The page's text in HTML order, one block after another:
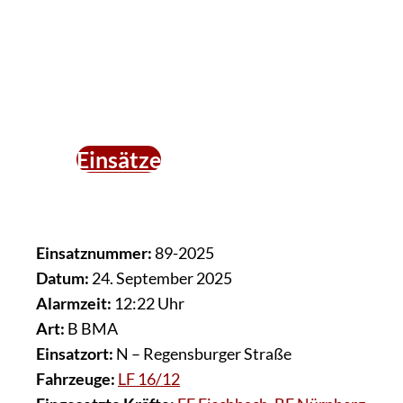
Einsätze
Einsatznummer:89-2025
Datum: 24. September 2025
Alarmzeit: 12:22 Uhr
Art: B BMA
Einsatzort: N – Regensburger Straße
Fahrzeuge: LF 16/12